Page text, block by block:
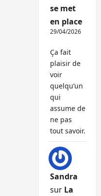
se met
en place
29/04/2026
Ça fait
plaisir de
voir
quelqu’un
qui
assume de
ne pas
tout savoir.
Sandra
sur La